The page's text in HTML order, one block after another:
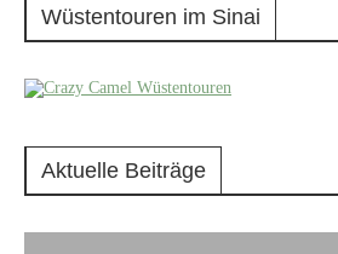
Wüstentouren im Sinai
Aktuelle Beiträge